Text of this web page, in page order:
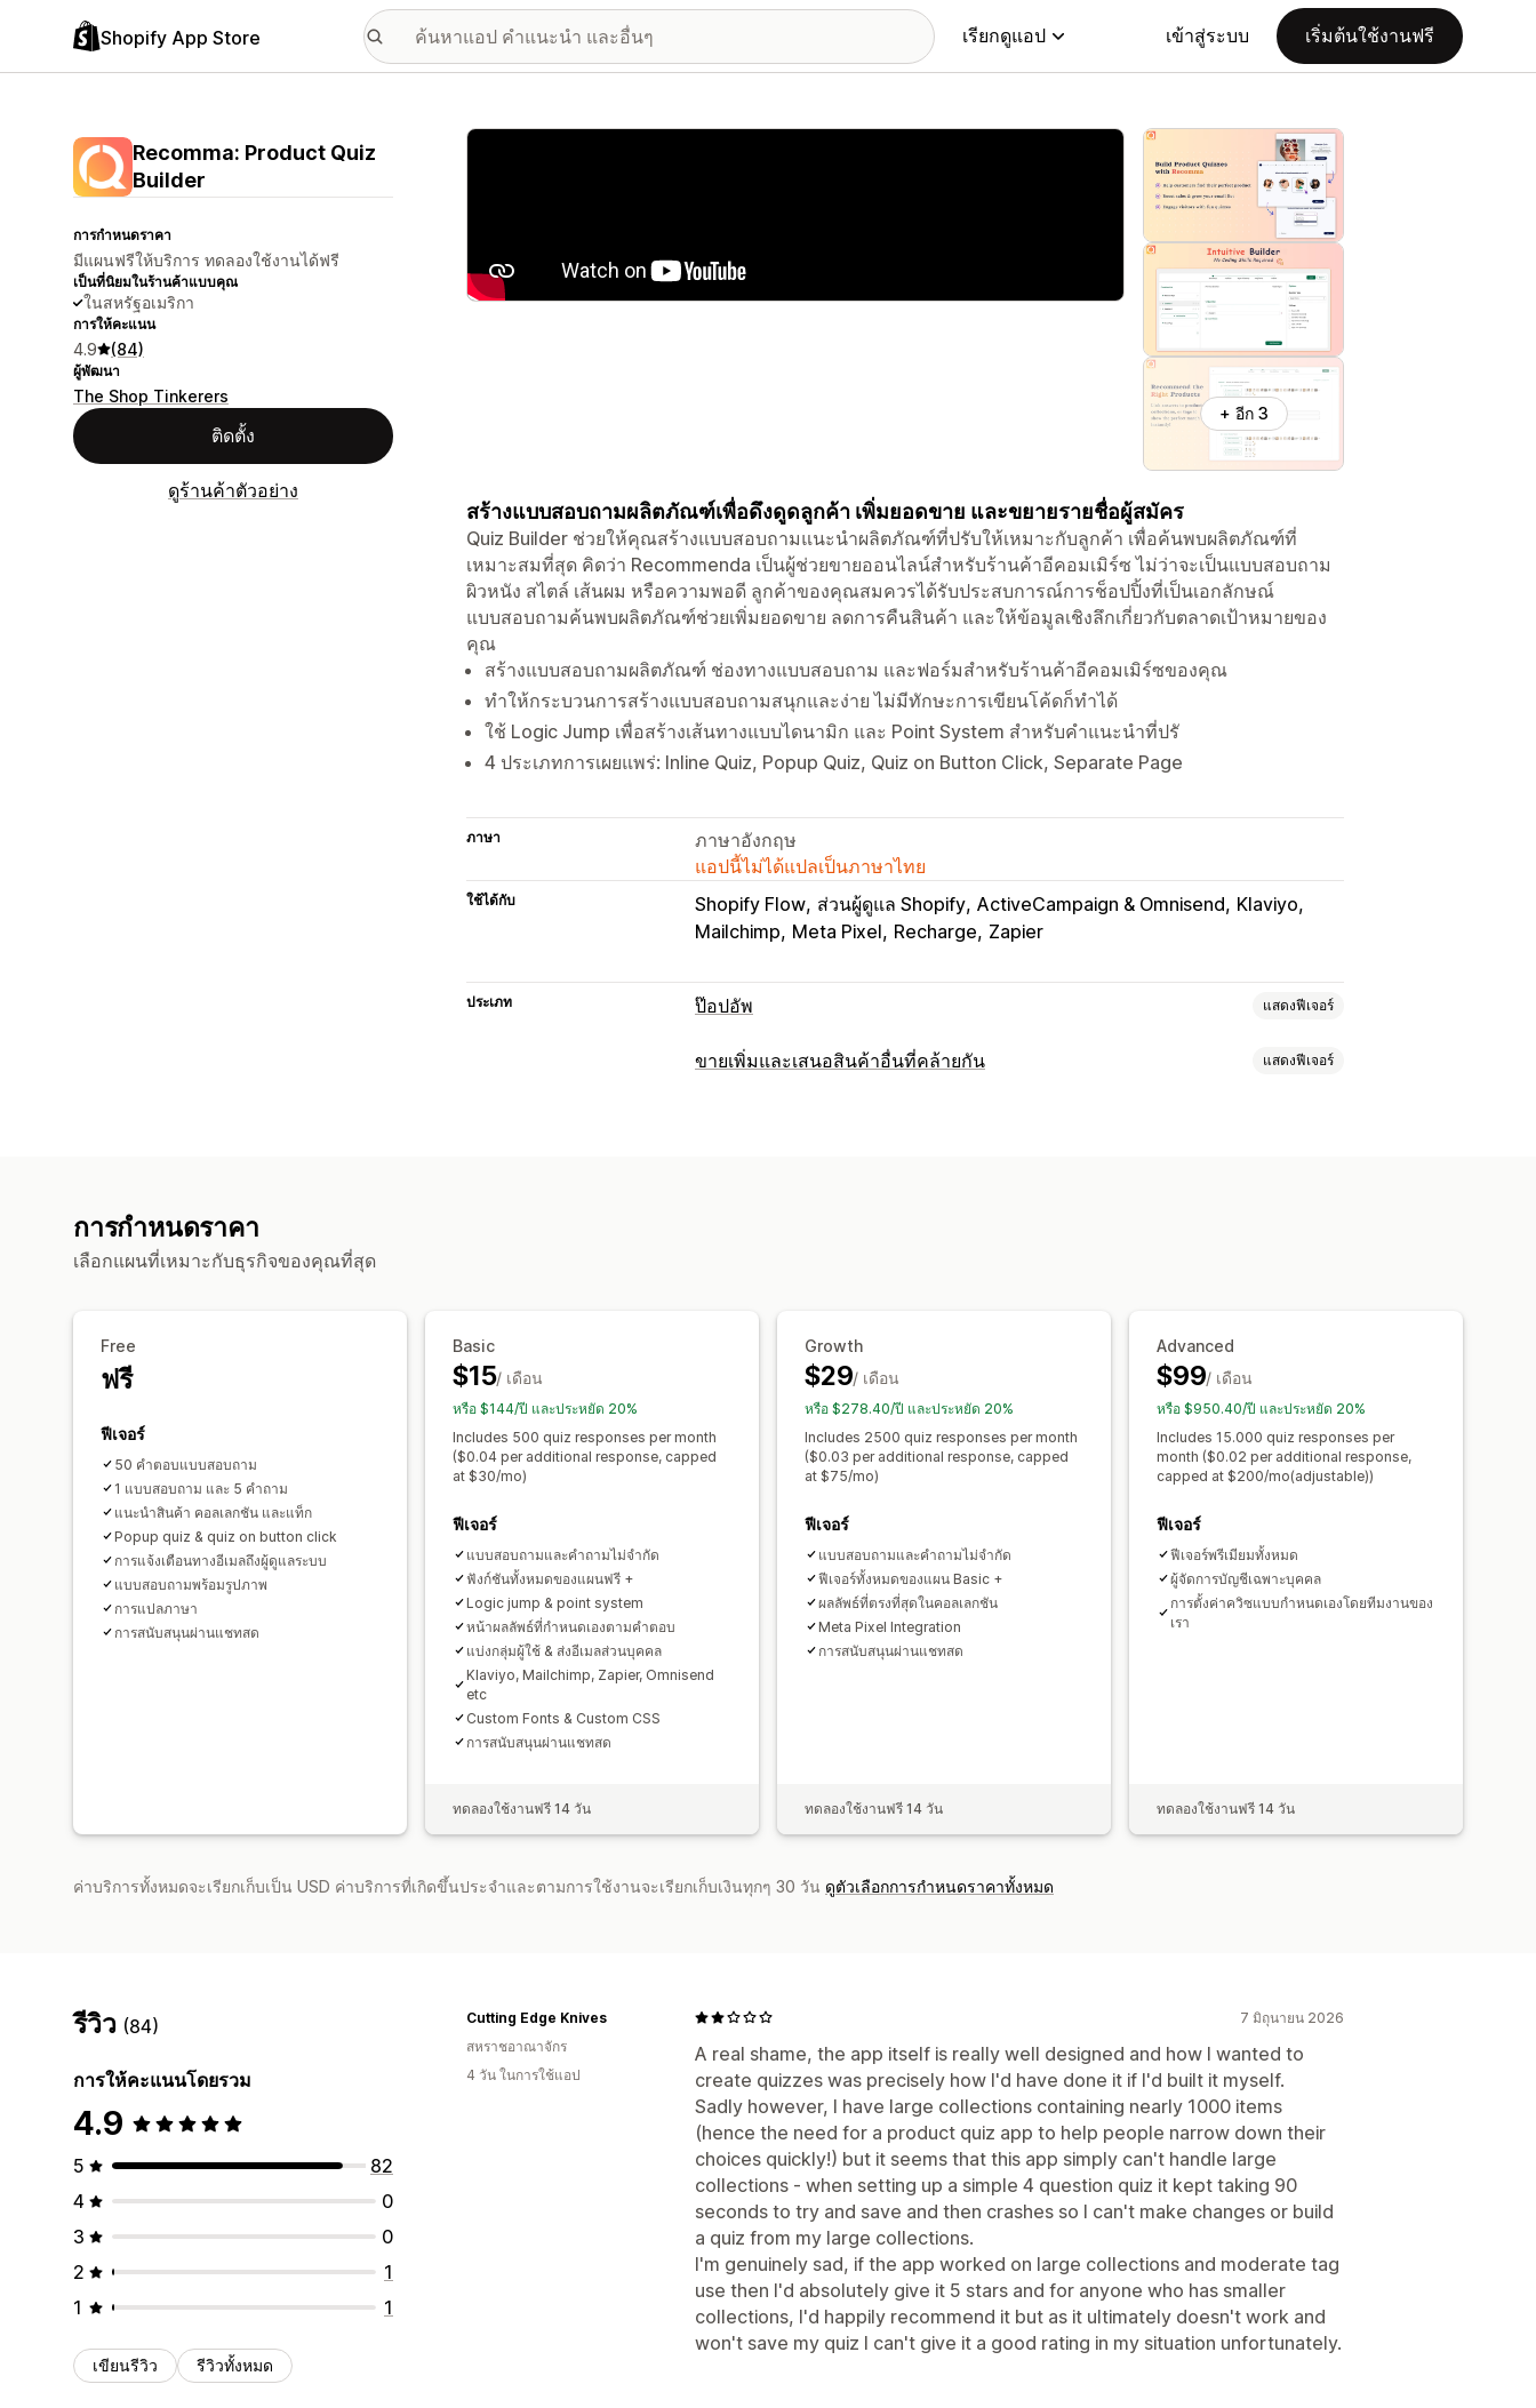
Shopify App Store เรียกดูแอป เข้าสู่ระบบ เริ่มต้นใช้งานฟรี
Recomma: Product Quiz
Builder
การกำหนดราคา
มีแผนฟรีให้บริการ ทดลองใช้งานได้ฟรี
เป็นที่นิยมในร้านค้าแบบคุณ
ในสหรัฐอเมริกา
การให้คะแนน
4.9 (84)
ผู้พัฒนา
The Shop Tinkerers
ติดตั้ง
ดูร้านค้าตัวอย่าง
แกลเลอรีรูปภาพที่แสดง
+ อีก 3
สร้างแบบสอบถามผลิตภัณฑ์เพื่อดึงดูดลูกค้า เพิ่มยอดขาย และขยายรายชื่อผู้สมัคร
Quiz Builder ช่วยให้คุณสร้างแบบสอบถามแนะนำผลิตภัณฑ์ที่ปรับให้เหมาะกับลูกค้า เพื่อค้นพบผลิตภัณฑ์ที่
เหมาะสมที่สุด คิดว่า Recommenda เป็นผู้ช่วยขายออนไลน์สำหรับร้านค้าอีคอมเมิร์ซ ไม่ว่าจะเป็นแบบสอบถาม
ผิวหนัง สไตล์ เส้นผม หรือความพอดี ลูกค้าของคุณสมควรได้รับประสบการณ์การช็อปปิ้งที่เป็นเอกลักษณ์
แบบสอบถามค้นพบผลิตภัณฑ์ช่วยเพิ่มยอดขาย ลดการคืนสินค้า และให้ข้อมูลเชิงลึกเกี่ยวกับตลาดเป้าหมายของ
คุณ
สร้างแบบสอบถามผลิตภัณฑ์ ช่องทางแบบสอบถาม และฟอร์มสำหรับร้านค้าอีคอมเมิร์ซของคุณ
ทำให้กระบวนการสร้างแบบสอบถามสนุกและง่าย ไม่มีทักษะการเขียนโค้ดก็ทำได้
ใช้ Logic Jump เพื่อสร้างเส้นทางแบบไดนามิก และ Point System สำหรับคำแนะนำที่ปรั
4 ประเภทการเผยแพร่: Inline Quiz, Popup Quiz, Quiz on Button Click, Separate Page
ภาษา
ภาษาอังกฤษ
แอปนี้ไม่ได้แปลเป็นภาษาไทย
ใช้ได้กับ Shopify Flow ส่วนผู้ดูแล Shopify ActiveCampaign & Omnisend Klaviyo
Mailchimp Meta Pixel Recharge Zapier
ประเภท ป๊อปอัพ แสดงฟีเจอร์
ประเภทป๊อปอัพ
ขายเพิ่มและเสนอสินค้าอื่นที่คล้ายกัน แสดงฟีเจอร์
อัตราคอนเวอร์ชัน
ประสิทธิภาพของคำแนะนำ ประสิทธิภาพช่องทาง
การกำหนดราคา
เลือกแผนที่เหมาะกับธุรกิจของคุณที่สุด
Free
ฟรี
ฟีเจอร์
50 คำตอบแบบสอบถาม
1 แบบสอบถาม และ 5 คำถาม
แนะนำสินค้า คอลเลกชัน และแท็ก
Popup quiz & quiz on button click
การแจ้งเตือนทางอีเมลถึงผู้ดูแลระบบ
แบบสอบถามพร้อมรูปภาพ
การแปลภาษา
การสนับสนุนผ่านแชทสด
Basic
$15/ เดือน
หรือ $144/ปี และประหยัด 20%
Includes 500 quiz responses per month
($0.04 per additional response, capped
at $30/mo)
ฟีเจอร์
แบบสอบถามและคำถามไม่จำกัด
ฟังก์ชันทั้งหมดของแผนฟรี +
Logic jump & point system
หน้าผลลัพธ์ที่กำหนดเองตามคำตอบ
แบ่งกลุ่มผู้ใช้ & ส่งอีเมลส่วนบุคคล
Klaviyo, Mailchimp, Zapier, Omnisend
etc
Custom Fonts & Custom CSS
การสนับสนุนผ่านแชทสด
ทดลองใช้งานฟรี 14 วัน
Growth
$29/ เดือน
หรือ $278.40/ปี และประหยัด 20%
Includes 2500 quiz responses per month
($0.03 per additional response, capped
at $75/mo)
ฟีเจอร์
แบบสอบถามและคำถามไม่จำกัด
ฟีเจอร์ทั้งหมดของแผน Basic +
ผลลัพธ์ที่ตรงที่สุดในคอลเลกชัน
Meta Pixel Integration
การสนับสนุนผ่านแชทสด
ทดลองใช้งานฟรี 14 วัน
Advanced
$99/ เดือน
หรือ $950.40/ปี และประหยัด 20%
Includes 15.000 quiz responses per
month ($0.02 per additional response,
capped at $200/mo(adjustable))
ฟีเจอร์
ฟีเจอร์พรีเมียมทั้งหมด
ผู้จัดการบัญชีเฉพาะบุคคล
การตั้งค่าควิซแบบกำหนดเองโดยทีมงานของ
เรา
ทดลองใช้งานฟรี 14 วัน
ค่าบริการทั้งหมดจะเรียกเก็บเป็น USD ค่าบริการที่เกิดขึ้นประจำและตามการใช้งานจะเรียกเก็บเงินทุกๆ 30 วัน ดูตัวเลือกการกำหนดราคาทั้งหมด
รีวิว (84)
การให้คะแนนโดยรวม
4.9
5
82
4
0
3
0
2
1
1
1
เขียนรีวิว รีวิวทั้งหมด
7 มิถุนายน 2026
A real shame, the app itself is really well designed and how I wanted to
create quizzes was precisely how I'd have done it if I'd built it myself.
Sadly however, I have large collections containing nearly 1000 items
(hence the need for a product quiz app to help people narrow down their
choices quickly!) but it seems that this app simply can't handle large
collections - when setting up a simple 4 question quiz it kept taking 90
seconds to try and save and then crashes so I can't make changes or build
a quiz from my large collections.
I'm genuinely sad, if the app worked on large collections and moderate tag
use then I'd absolutely give it 5 stars and for anyone who has smaller
collections, I'd happily recommend it but as it ultimately doesn't work and
won't save my quiz I can't give it a good rating in my situation unfortunately.
Cutting Edge Knives
สหราชอาณาจักร
4 วัน ในการใช้แอป